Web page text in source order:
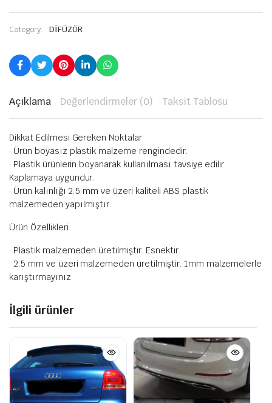
Category: DİFÜZÖR
Açıklama Değerlendirmeler (0) Taksit Tablosu
Dikkat Edilmesi Gereken Noktalar
· Ürün boyasız plastik malzeme rengindedir.
· Plastik ürünlerin boyanarak kullanılması tavsiye edilir.
Kaplamaya uygundur.
· Ürün kalınlığı 2.5 mm ve üzeri kaliteli ABS plastik
malzemeden yapılmıştır.
Ürün Özellikleri
· Plastik malzemeden üretilmiştir. Esnektir.
· 2.5 mm ve üzeri malzemeden üretilmiştir. 1mm malzemelerle
karıştırmayınız
İlgili ürünler